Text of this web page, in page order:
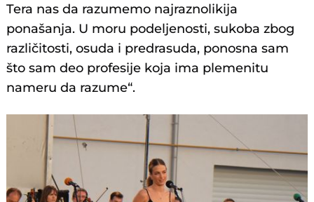
Tera nas da razumemo najraznolikija
ponašanja. U moru podeljenosti, sukoba zbog
različitosti, osuda i predrasuda, ponosna sam
što sam deo profesije koja ima plemenitu
nameru da razume“.